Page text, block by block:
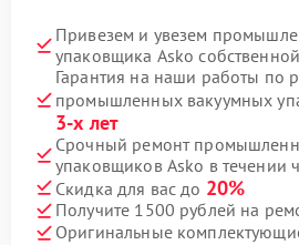
Привезем и увезем
упаковщика Asko
Гарантия на наши работы по
промышленных вакуумных
3-х лет
Срочный ремонт
упаковщиков Asko в течении
Скидка для вас до 20%
Получите 1500 рублей на
Оригинальные